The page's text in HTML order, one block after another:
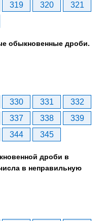
319 320
321
обыкновенные дроби.
330 331
332
337 338
339
344 345
дроби в
в неправильную